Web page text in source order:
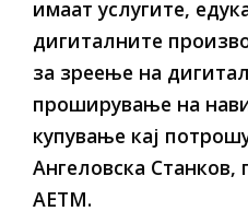
имаат услугите,
дигиталните
за зреење на
проширување на
купување кај
Ангеловска Станков,
АЕТМ.